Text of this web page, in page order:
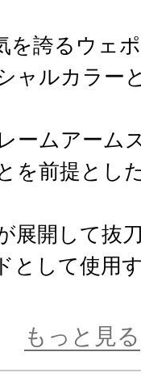
を誇るウェ
ャルカラー
ームアーム
を前提とし
展開して抜
として使用
同じ仕様で
もっと見る